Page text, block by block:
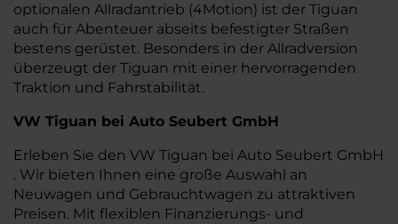
optionalen Allradantrieb (4Motion) ist der Tiguan
auch für Abenteuer abseits befestigter Straßen
bestens gerüstet. Besonders in der Allradversion
überzeugt der Tiguan mit einer hervorragenden
Traktion und Fahrstabilität.
VW Tiguan bei Auto Seubert GmbH
Erleben Sie den VW Tiguan bei Auto Seubert GmbH
. Wir bieten Ihnen eine große Auswahl an
Neuwagen und Gebrauchtwagen zu attraktiven
Preisen. Mit flexiblen Finanzierungs- und